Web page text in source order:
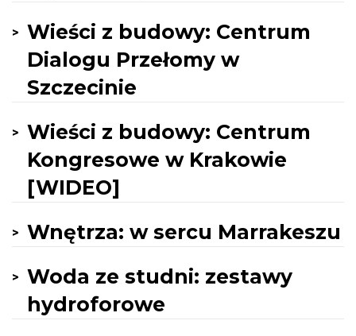
Wieści z budowy: Centrum
Dialogu Przełomy w
Szczecinie
Wieści z budowy: Centrum
Kongresowe w Krakowie
[WIDEO]
Wnętrza: w sercu Marrakeszu
Woda ze studni: zestawy
hydroforowe